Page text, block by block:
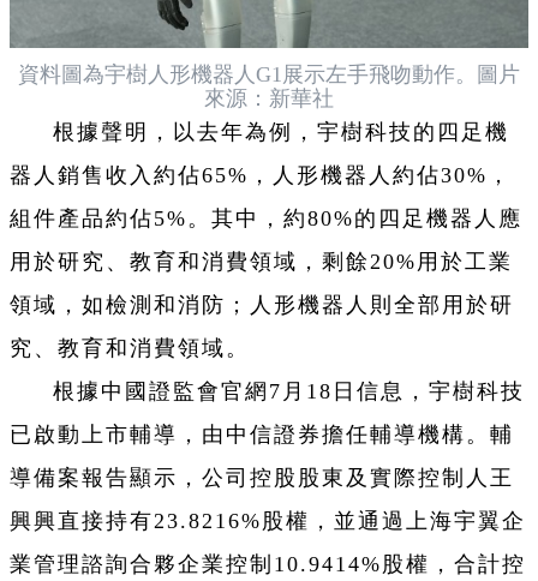
資料圖為宇樹人形機器人G1展示左手飛吻動作。圖片
來源：新華社
根據聲明，以去年為例，宇樹科技的四足機
器人銷售收入約佔65%，人形機器人約佔30%，
組件產品約佔5%。其中，約80%的四足機器人應
用於研究、教育和消費領域，剩餘20%用於工業
領域，如檢測和消防；人形機器人則全部用於研
究、教育和消費領域。
根據中國證監會官網7月18日信息，宇樹科技
已啟動上市輔導，由中信證券擔任輔導機構。輔
導備案報告顯示，公司控股股東及實際控制人王
興興直接持有23.8216%股權，並通過上海宇翼企
業管理諮詢合夥企業控制10.9414%股權，合計控